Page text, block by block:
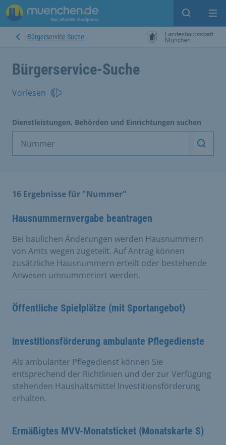
Suche
Bürgerservice-Suche
Bürgerservice-Suche
Vorlesen
Dienstleistungen, Behörden und Einrichtungen suchen
16 Ergebnisse für "Nummer"
Hausnummernvergabe beantragen
Bei baulichen Änderungen werden Hausnummern
von Amts wegen zugeteilt. Auf Antrag können
zusätzliche Hausnummern erteilt oder bestehende
Anwesen umnummeriert werden.
Öffentliche Spielplätze (mit Sportangebot)
Investitionsförderung ambulante Pflegedienste
Als ambulanter Pflegedienst können Sie
entsprechend der Richtlinien und der zur Verfügung
stehenden Haushaltsmittel Investitionsförderung
erhalten.
Ermäßigtes MVV-Monatsticket (Monatskarte S)